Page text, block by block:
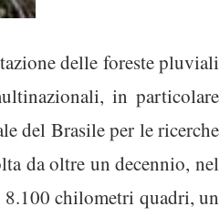
delle foreste pluviali
in particolare
del Brasile per le ricerche
da oltre un decennio, nel
chilometri quadri, un